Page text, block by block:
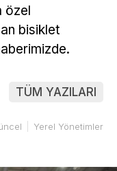
özel
bisiklet
TÜM YAZILARI
Yerel Yönetimler